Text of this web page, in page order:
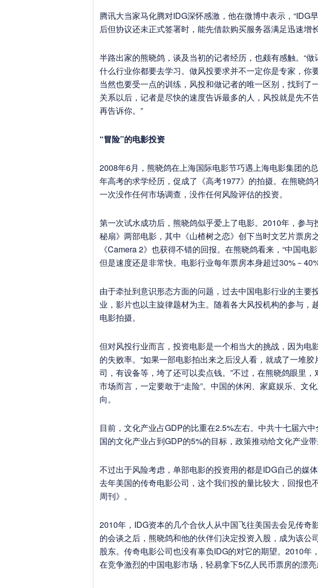
腾讯大当家马化腾对IDG深怀感激，他在微博中表示，“IDG
后但协议还未正式签署时，能先借款购买服务器满足迅速增
半路出家的熊晓鸽，谈及当初的记者经历，也颇有感触。“做
什么行业你都要去学习。做风投要求并不一定你是专家，你
当然也要受一点的训练，风投和做记者的唯一区别，找到了
关系以后，记者是尽快的速度告诉最多的人，风投就是先不
再告诉你。”
“冒险”的电影投资
2008年6月，熊晓鸽在上海国际电影节巧遇上海电影集团的
年高考的求学经历，促成了《高考1977》的拍摄。在熊晓鸽
一次没作任何市场调查，没作任何风险评估的投资。
第一次试水成功后，熊晓鸽似乎爱上了电影。2010年，参
秘扇》两部电影，其中《山楂树之恋》创下当时文艺片票房
《Camera 2》也获得不错的回报。在熊晓鸽看来，“中国电
但是速度还是非常快。电影行业每年票房本身超过30%－
由于牵扯到意识形态方面的问题，过去中国电影行业的主要
业，影片也以主旋律题材为主。随着各大风投机构的参与，
电影拍摄。
但对风投行业而言，投资电影是一个相当大的挑战，因为电
的失败率。“如果一部电影拍出来之后没人看，就成了一堆
司，有设备等，垮了还可以卖点钱。”不过，在熊晓鸽眼里
市场而言，一定要敢于“走险”。中国的休闲、家庭娱乐、文
向。
目前，文化产业占GDP的比重在2.5%左右。中共十七届六
国的文化产业占到GDP的5%的目标，政策推动给文化产业带
不过出于风险考虑，单部电影的投资用的都是IDG自己的媒
去年美国的传奇电影公司，这个我们投的量比较大，回报也
周刊》。
2010年，IDG资本的几个合伙人从中国飞往美国去会见传奇
的会谈之后，熊晓鸽和他的伙伴们决定投资入股，成为该公
股东。传奇电影公司也没有辜负IDG的对它的期望。2010年
在竞争激烈的中国电影市场，轻易拿下5亿人民币票房的漂亮